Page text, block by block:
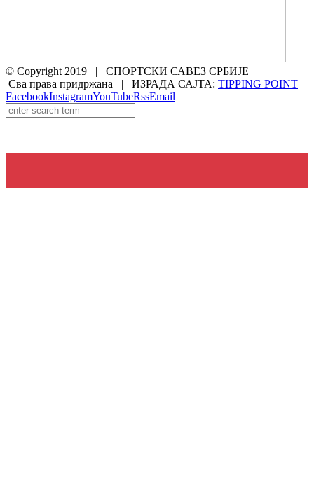
© Copyright 2019 | СПОРТСКИ САВЕЗ СРБИЈЕ
Сва права придржана | ИЗРАДА САЈТА: TIPPING POINT
FacebookInstagramYouTubeRssEmail